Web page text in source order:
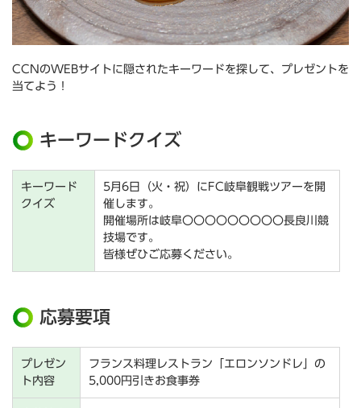
CCNのWEBサイトに隠されたキーワードを探して、プレゼントを
当てよう！
キーワードクイズ
キーワード
クイズ
5月6日（火・祝）にFC岐阜観戦ツアーを開
催します。
開催場所は岐阜〇〇〇〇〇〇〇〇〇長良川競
技場です。
皆様ぜひご応募ください。
応募要項
プレゼン
ト内容
フランス料理レストラン「エロンソンドレ」の
5,000円引きお食事券